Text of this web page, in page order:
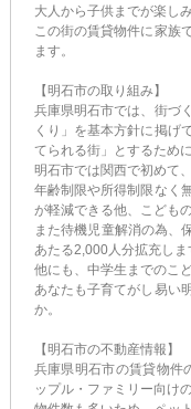
大人から子供までが楽し
この街の賃貸物件に家族
ます。
【明石市の取り組み】
兵庫県明石市では、街づ
くり」を基本方針に掲げ
てられる街」とするため
明石市では関西で初めて
年齢制限や所得制限なく
が軽減できる他、こども
また待機児童解消の為、
あたる2,000人分拡充しま
他にも、中学生までのこ
あなたも子育てがし易い
か。
【明石市の不動産情報】
兵庫県明石市の賃貸物件
ップル・ファミリー向け